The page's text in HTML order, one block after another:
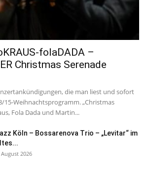
folaDADA –
Christmas Serenade
die man liest und sofort
15-Weihnachtsprogramm. „Christmas
Fola Dada und Martin...
Köln – Bossarenova Trio – „Levitar“ im
August 2026